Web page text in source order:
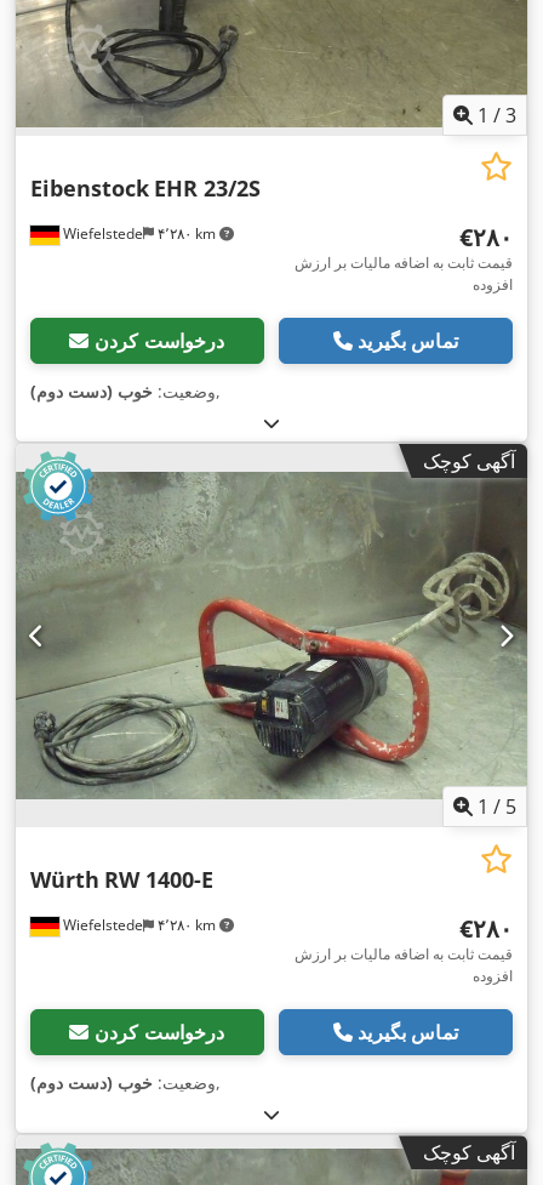
1 /3
Wiefelstede ۴٬۲۸۰ km
Eibenstock EHR 23/2S
‎€۲۸۰
قیمت ثابت به اضافه مالیات بر ارزش
افزوده
درخواست کردن تماس بگیرید
وضعیت: خوب (دست دوم) ,
آگهی کوچک
1 / 5
Wiefelstede ۴٬۲۸۰ km
Würth RW 1400-E
‎€۲۸۰
قیمت ثابت به اضافه مالیات بر ارزش
افزوده
درخواست کردن تماس بگیرید
وضعیت: خوب (دست دوم) ,
آگهی کوچک